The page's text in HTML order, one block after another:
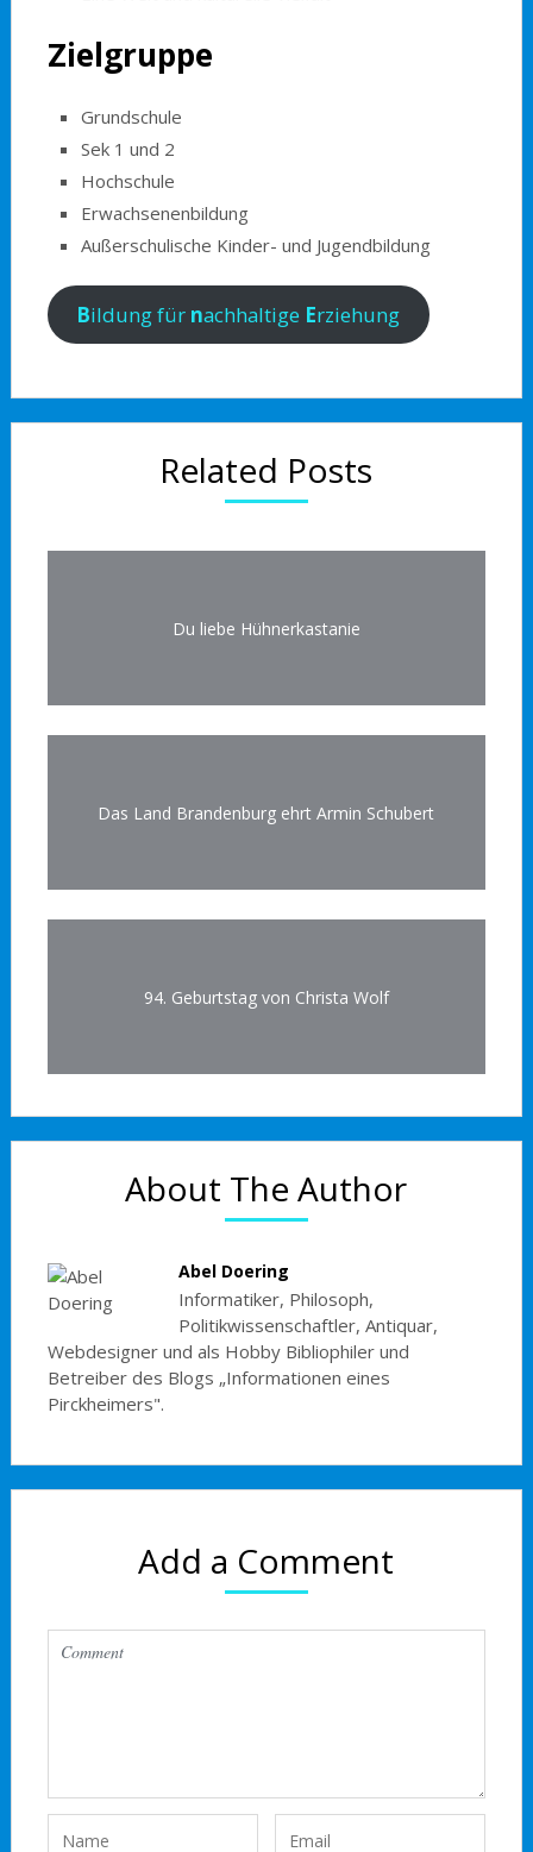
Zielgruppe
Grundschule
Sek 1 und 2
Hochschule
Erwachsenenbildung
Außerschulische Kinder- und Jugendbildung
Bildung für nachhaltige Erziehung
Related Posts
Du liebe Hühnerkastanie
Das Land Brandenburg ehrt Armin Schubert
94. Geburtstag von Christa Wolf
About The Author
Abel Doering
Informatiker, Philosoph,
Politikwissenschaftler, Antiquar,
Webdesigner und als Hobby Bibliophiler und
Betreiber des Blogs „Informationen eines
Pirckheimers".
Add a Comment